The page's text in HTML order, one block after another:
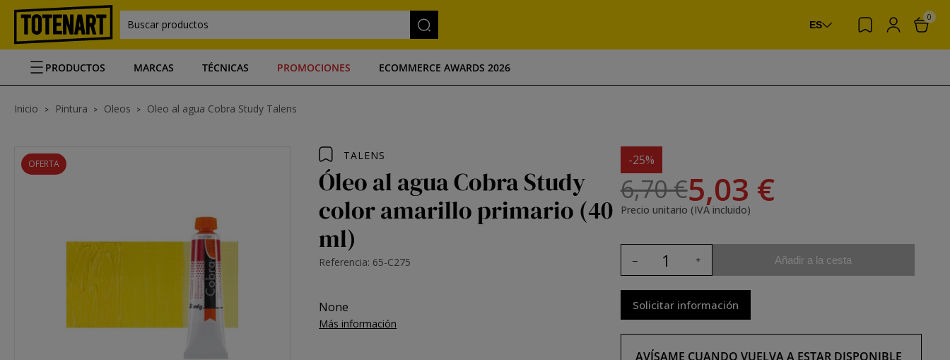
Buscar productos ES
0
PRODUCTOS MARCAS TÉCNICAS PROMOCIONES ECOMMERCE AWARDS 2026
Inicio Pintura Oleos Oleo al agua Cobra Study Talens
OFERTA
TALENS
Óleo al agua Cobra Study
color amarillo primario (40
ml)
Referencia: 65-C275
None
Más información
-25%
6,70 €5,03 €
Precio unitario (IVA incluido)
Añadir a la cesta
Solicitar información
AVÍSAME CUANDO VUELVA A ESTAR DISPONIBLE